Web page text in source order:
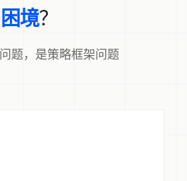
困境？
题，是策略框架问题